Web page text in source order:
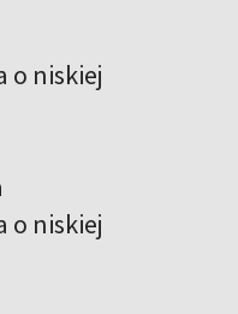
o niskiej
o niskiej